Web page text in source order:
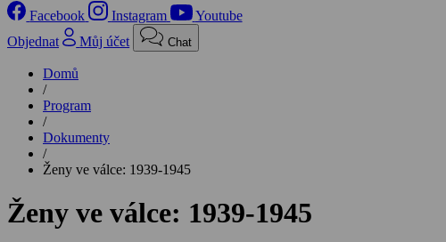
Facebook Instagram
Youtube
Objednat
Můj účet Chat
Domů
/
Program
/
Dokumenty
/
Ženy ve válce: 1939-1945
Ženy ve válce: 1939-1945